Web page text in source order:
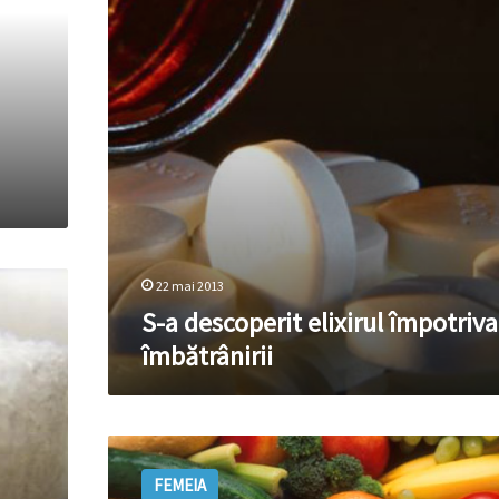
îmbătrânirii
22 mai 2013
S-a descoperit elixirul împotriva
îmbătrânirii
Ce
trebuie
FEMEIA